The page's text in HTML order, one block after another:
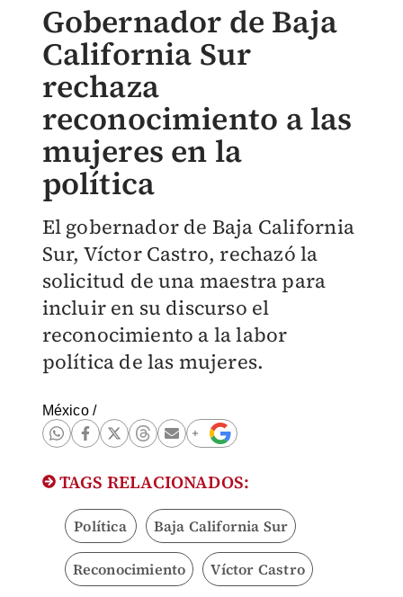
Gobernador de Baja
California Sur
rechaza
reconocimiento a las
mujeres en la
política
El gobernador de Baja California
Sur, Víctor Castro, rechazó la
solicitud de una maestra para
incluir en su discurso el
reconocimiento a la labor
política de las mujeres.
México/
TAGS RELACIONADOS:
Política Baja California Sur
Reconocimiento Víctor Castro